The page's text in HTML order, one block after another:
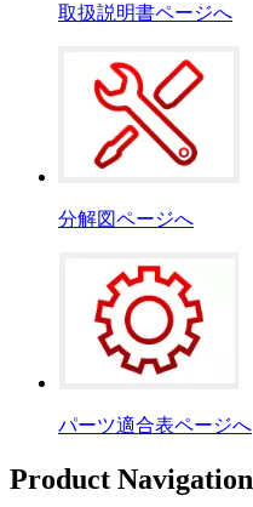
取扱説明書ページへ
分解図ページへ
パーツ適合表ページへ
Product Navigation